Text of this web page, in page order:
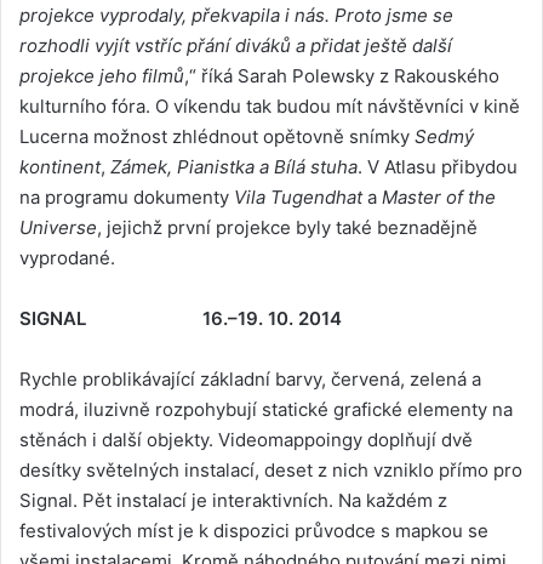
projekce vyprodaly, překvapila i nás. Proto jsme se
rozhodli vyjít vstříc přání diváků a přidat ještě další
projekce jeho filmů,“ říká Sarah Polewsky z Rakouského
kulturního fóra. O víkendu tak budou mít návštěvníci v kině
Lucerna možnost zhlédnout opětovně snímky Sedmý
kontinent, Zámek, Pianistka a Bílá stuha. V Atlasu přibydou
na programu dokumenty Vila Tugendhata Master of the
Universe, jejichž první projekce byly také beznadějně
vyprodané.
SIGNAL 16.–19. 10. 2014
Rychle problikávající základní barvy, červená, zelená a
modrá, iluzivně rozpohybují statické grafické elementy na
stěnách i další objekty. Videomappoingy doplňují dvě
desítky světelných instalací, deset z nich vzniklo přímo pro
Signal. Pět instalací je interaktivních. Na každém z
festivalových míst je k dispozici průvodce s mapkou se